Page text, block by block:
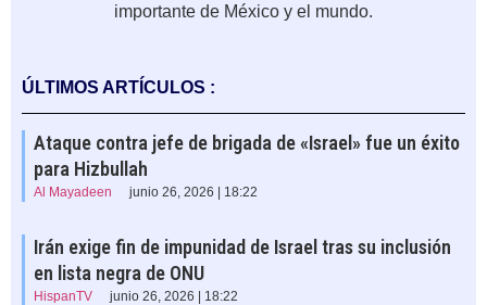
importante de México y el mundo.
ÚLTIMOS ARTÍCULOS :
Ataque contra jefe de brigada de «Israel» fue un éxito
para Hizbullah
Al Mayadeen junio 26, 2026 | 18:22
Irán exige fin de impunidad de Israel tras su inclusión
en lista negra de ONU
HispanTV junio 26, 2026 | 18:22